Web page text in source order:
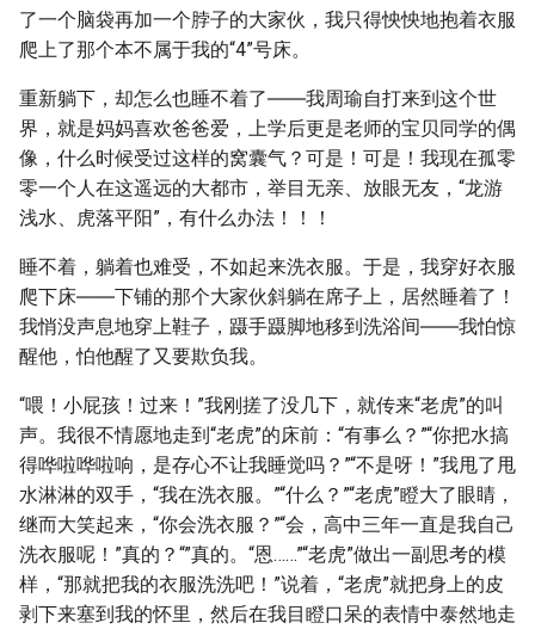
了一个脑袋再加一个脖子的大家伙，我只得怏怏地抱着衣服
爬上了那个本不属于我的“4”号床。
重新躺下，却怎么也睡不着了――我周瑜自打来到这个世
界，就是妈妈喜欢爸爸爱，上学后更是老师的宝贝同学的偶
像，什么时候受过这样的窝囊气？可是！可是！我现在孤零
零一个人在这遥远的大都市，举目无亲、放眼无友，“龙游
浅水、虎落平阳”，有什么办法！！！
睡不着，躺着也难受，不如起来洗衣服。于是，我穿好衣服
爬下床――下铺的那个大家伙斜躺在席子上，居然睡着了！
我悄没声息地穿上鞋子，蹑手蹑脚地移到洗浴间――我怕惊
醒他，怕他醒了又要欺负我。
“喂！小屁孩！过来！”我刚搓了没几下，就传来“老虎”的叫
声。我很不情愿地走到“老虎”的床前：“有事么？”“你把水搞
得哗啦哗啦响，是存心不让我睡觉吗？”“不是呀！”我甩了甩
水淋淋的双手，“我在洗衣服。”“什么？”“老虎”瞪大了眼睛，
继而大笑起来，“你会洗衣服？”“会，高中三年一直是我自己
洗衣服呢！”真的？“”真的。“恩……”“老虎”做出一副思考的模
样，“那就把我的衣服洗洗吧！”说着，“老虎”就把身上的皮
剥下来塞到我的怀里，然后在我目瞪口呆的表情中泰然地走